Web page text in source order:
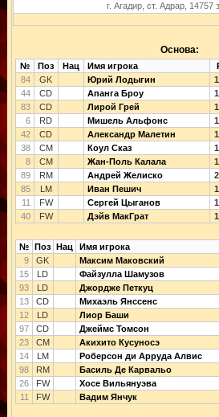
г. Агадир, ст. Адрар, 14757
Основа:
№ Поз Нац Имя игрока
84
GK Юрий Лодыгин
44
CD Апанга Броу
83
CD Лирой Грей
6
RD Мишель Альфонс
42
CD Александр Малетин
38
CM Коул Сказ
8
CM Жан-Поль Калала
89
RM Андрей Желиско
85
LM Иван Пешич
11
FW Сергей Цыганов
40
FW Дэйв МакГрат
№ Поз Нац Имя игрока
9
GK Максим Маковский
15
LD Файзулла Шамузов
93
LD Джордже Петкуц
13
CD Михаэль Янссенс
12
LD Лиор Баши
97
CD Джеймс Томсон
23
CM Акихито Кусуносэ
14
LM Роберсон ди Арруда Алвис
98
RM Басиль Де Карвальо
26
FW Хосе Вильянуэва
11
FW Вадим Янчук